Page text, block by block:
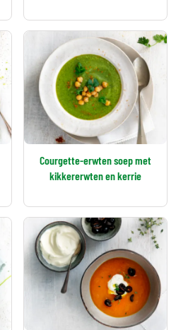
Courgette-erwten soep met
kikkererwten en kerrie